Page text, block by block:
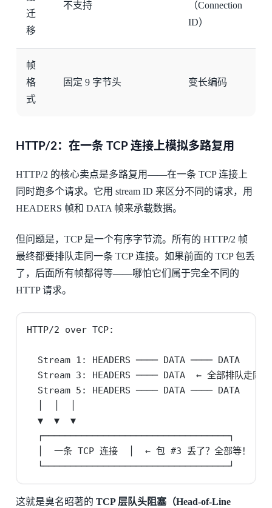
迁
移
不支持
（Connection
ID）
帧
格
式
固定 9 字节头 变长编码
HTTP/2：在一条 TCP 连接上模拟多路复用
HTTP/2 的核心卖点是多路复用——在一条 TCP 连接上
同时跑多个请求。它用 stream ID 来区分不同的请求，用
HEADERS 帧和 DATA 帧来承载数据。
但问题是，TCP 是一个有序字节流。所有的 HTTP/2 帧
最终都要排队走同一条 TCP 连接。如果前面的 TCP 包丢
了，后面所有帧都得等——哪怕它们属于完全不同的
HTTP 请求。
HTTP/2 over TCP:
  Stream 1: HEADERS ──── DATA ──── DATA
Stream 3: HEADERS ──── DATA  ← 全部排队走同一
  Stream 5: HEADERS ──── DATA ──── DATA
  ▼  ▼  ▼
  ┌──────────────────────────────────┐
  │  一条 TCP 连接  │  ← 包 #3 丢了？全部等！
  └──────────────────────────────────┘
这就是臭名昭著的 TCP 层队头阻塞（Head-of-Line